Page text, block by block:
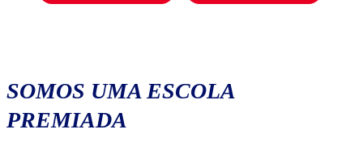
SOMOS UMA ESCOLA
PREMIADA